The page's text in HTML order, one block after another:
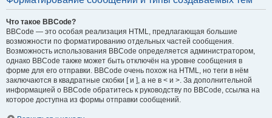
Что такое BBCode?
BBCode — это особая реализация HTML, предлагающая большие
возможности по форматированию отдельных частей сообщения.
Возможность использования BBCode определяется администратором,
однако BBCode также может быть отключён на уровне сообщения в
форме для его отправки. BBCode очень похож на HTML, но теги в нём
заключаются в квадратные скобки [ и ], а не в < и >. За дополнительной
информацией о BBCode обратитесь к руководству по BBCode, ссылка на
которое доступна из формы отправки сообщений.